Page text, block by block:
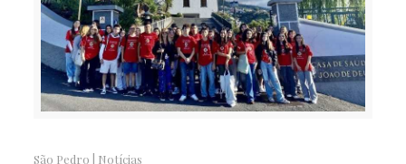
São Pedro
Notícias